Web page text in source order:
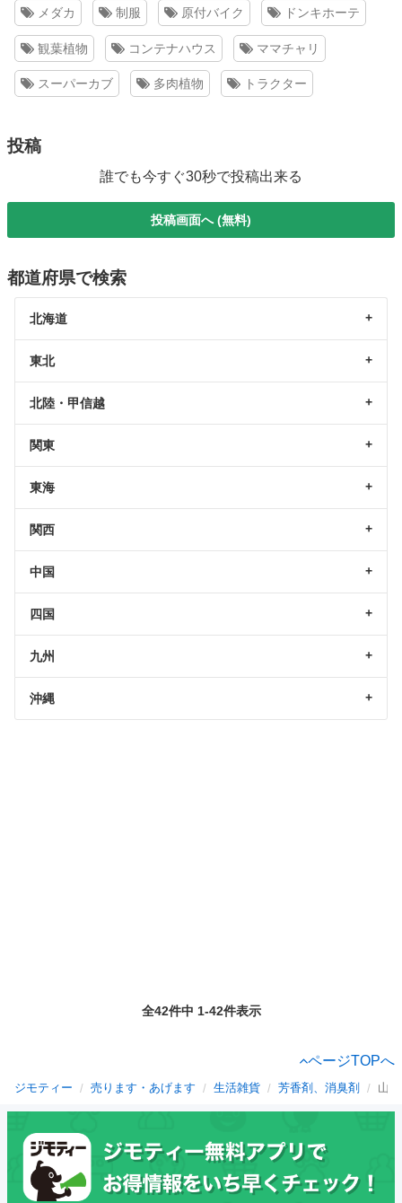
メダカ 制服 原付バイク ドンキホーテ
観葉植物 コンテナハウス ママチャリ
スーパーカブ 多肉植物 トラクター
投稿
誰でも今すぐ30秒で投稿出来る
投稿画面へ (無料)
都道府県で検索
北海道
東北
北陸・甲信越
関東
東海
関西
中国
四国
九州
沖縄
全42件中 1-42件表示
ページTOPへ
ジモティー 売ります・あげます 生活雑貨 芳香剤、消臭剤 山